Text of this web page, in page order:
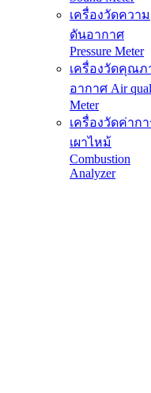
เครื่องวัดความ
ดันอากาศ
Pressure Meter
เครื่องวัดคุณภ
อากาศ Air
Meter
เครื่องวัดค่ากา
เผาไหม้
Combustion
Analyzer